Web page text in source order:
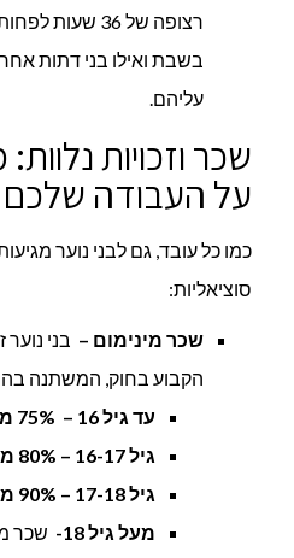
רצופה של 36
בשבת ואילו בני דתות
עליהם.
שכר וזכויות
על העבודה
כמו כל עובד, גם לבני נוער
סוציאליות:
שכר מינימום – בני
הקבוע בחוק, המשתנה
עד גיל 16 – 75% משכר המינימום למבוגר.
גיל 16-17 – 80% משכר המינימום למבוגר.
גיל 17-18 – 90% משכר המינימום למבוגר.
מעל גיל 18-
שכר